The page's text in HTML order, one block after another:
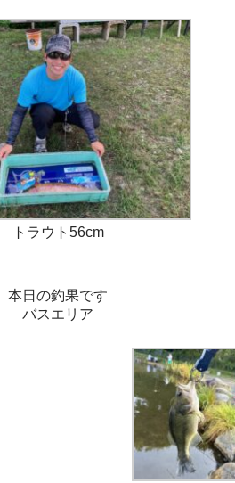
トラウト56cm
本日の釣果です
バスエリア